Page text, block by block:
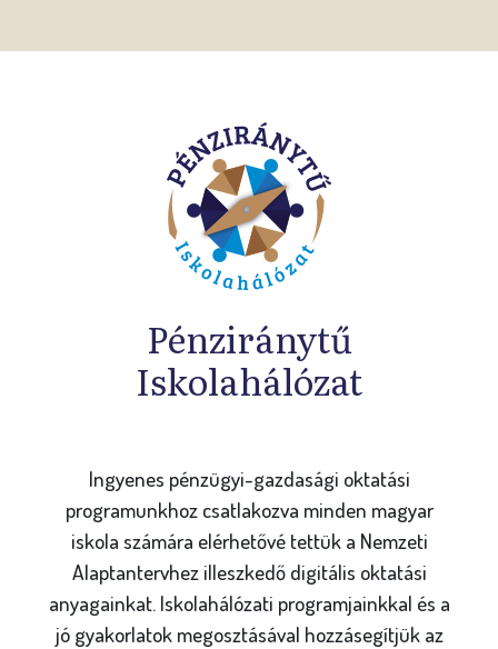
Pénziránytű
Iskolahálózat
Ingyenes pénzügyi-gazdasági oktatási
programunkhoz csatlakozva minden magyar
iskola számára elérhetővé tettük a Nemzeti
Alaptantervhez illeszkedő digitális oktatási
anyagainkat. Iskolahálózati programjainkkal és a
jó gyakorlatok megosztásával hozzásegítjük az